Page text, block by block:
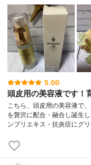
5.00
頭皮用の美容液です！
こちら、頭皮用の美容液で
を贅沢に配合・融合し誕生
ンブリエキス・抗炎症にグ